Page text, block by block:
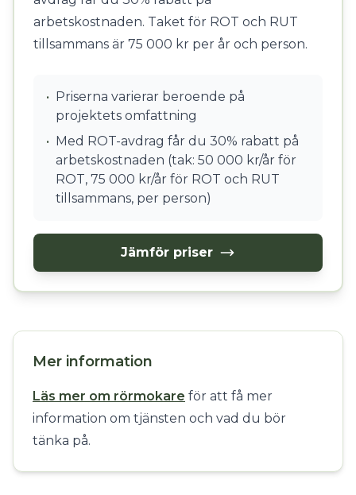
arbetskostnaden. Taket för ROT och RUT
tillsammans är 75 000 kr per år och person.
• Priserna varierar beroende på
projektets omfattning
• Med ROT-avdrag får du 30% rabatt på
arbetskostnaden (tak: 50 000 kr/år för
ROT, 75 000 kr/år för ROT och RUT
tillsammans, per person)
Jämför priser
Mer information
Läs mer om rörmokare för att få mer
information om tjänsten och vad du bör
tänka på.